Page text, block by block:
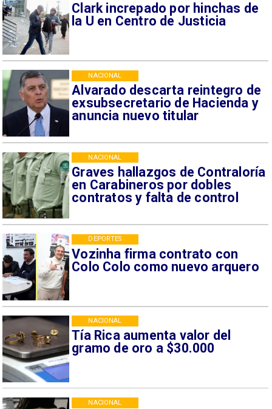
Clark increpado por hinchas de
la U en Centro de Justicia
Alvarado descarta reintegro de
exsubsecretario de Hacienda y
anuncia nuevo titular
NACIONAL
Graves hallazgos de Contraloría
en Carabineros por dobles
contratos y falta de control
NACIONAL
Vozinha firma contrato con
Colo Colo como nuevo arquero
DEPORTES
Tía Rica aumenta valor del
gramo de oro a $30.000
NACIONAL
NACIONAL